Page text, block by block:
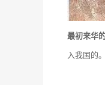
最初来华
入我国的。